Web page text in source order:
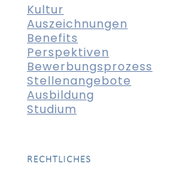
Kultur
Auszeichnungen
Benefits
Perspektiven
Bewerbungsprozess
Stellenangebote
Ausbildung
Studium
RECHTLICHES